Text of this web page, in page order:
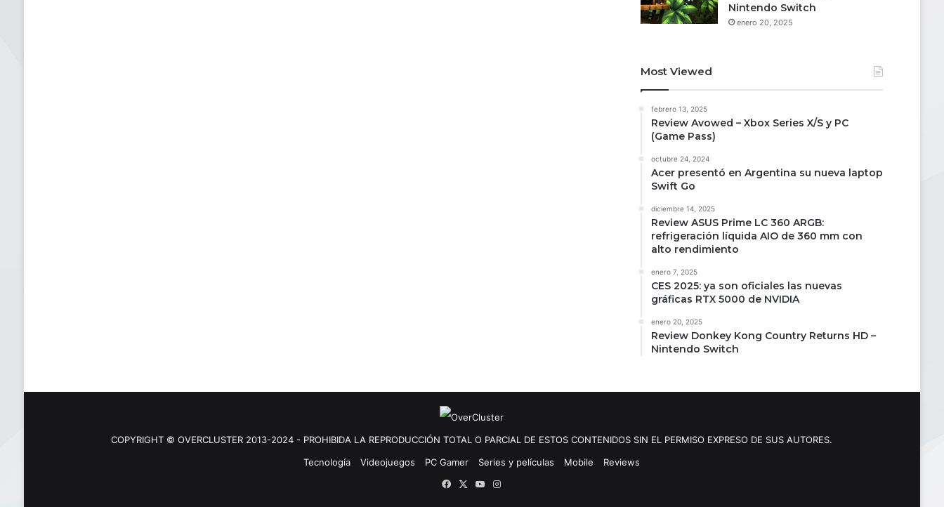
Nintendo Switch
enero 20, 2025
Most Viewed
febrero 13, 2025
Review Avowed – Xbox Series X/S y PC
(Game Pass)
octubre 24, 2024
Acer presentó en Argentina su nueva laptop
Swift Go
diciembre 14, 2025
Review ASUS Prime LC 360 ARGB:
refrigeración líquida AIO de 360 mm con
alto rendimiento
enero 7, 2025
CES 2025: ya son oficiales las nuevas
gráficas RTX 5000 de NVIDIA
enero 20, 2025
Review Donkey Kong Country Returns HD –
Nintendo Switch
COPYRIGHT © OVERCLUSTER 2013-2024 - PROHIBIDA LA REPRODUCCIÓN TOTAL O PARCIAL DE ESTOS CONTENIDOS SIN EL PERMISO EXPRESO DE SUS AUTORES.
Tecnología
Videojuegos PC Gamer Series y películas Mobile
Reviews
FacebookYouTubeInstagram